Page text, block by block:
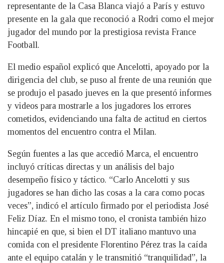
representante de la Casa Blanca viajó a París y estuvo
presente en la gala que reconoció a Rodri como el mejor
jugador del mundo por la prestigiosa revista France
Football.
El medio español explicó que Ancelotti, apoyado por la
dirigencia del club, se puso al frente de una reunión que
se produjo el pasado jueves en la que presentó informes
y videos para mostrarle a los jugadores los errores
cometidos, evidenciando una falta de actitud en ciertos
momentos del encuentro contra el Milan.
Según fuentes a las que accedió Marca, el encuentro
incluyó críticas directas y un análisis del bajo
desempeño físico y táctico. “Carlo Ancelotti y sus
jugadores se han dicho las cosas a la cara como pocas
veces”, indicó el artículo firmado por el periodista José
Feliz Díaz. En el mismo tono, el cronista también hizo
hincapié en que, si bien el DT italiano mantuvo una
comida con el presidente Florentino Pérez tras la caída
ante el equipo catalán y le transmitió “tranquilidad”, la